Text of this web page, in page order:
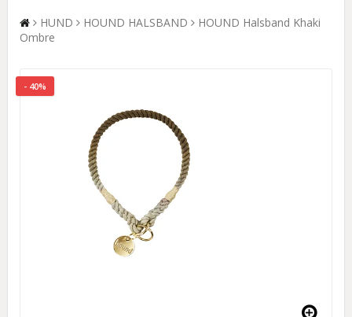
HUND HOUND HALSBAND
HOUND Halsband Khaki
Ombre
- 40%